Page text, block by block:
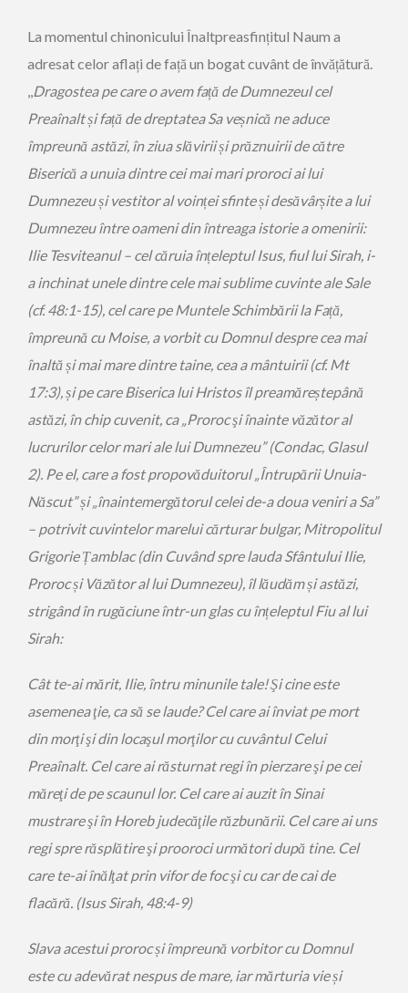
La momentul chinonicului Înaltpreasfințitul Naum a
adresat celor aflați de față un bogat cuvânt de învățătură.
,,Dragostea pe care o avem față de Dumnezeul cel
Preaînalt și față de dreptatea Sa veșnică ne aduce
împreună astăzi, în ziua slăvirii și prăznuirii de către
Biserică a unuia dintre cei mai mari proroci ai lui
Dumnezeu și vestitor al voinței sfinte și desăvârșite a lui
Dumnezeu între oameni din întreaga istorie a omenirii:
Ilie Tesviteanul – cel căruia înțeleptul Isus, fiul lui Sirah, i-
a inchinat unele dintre cele mai sublime cuvinte ale Sale
(cf. 48:1-15), cel care pe Muntele Schimbării la Față,
împreună cu Moise, a vorbit cu Domnul despre cea mai
înaltă și mai mare dintre taine, cea a mântuirii (cf. Mt
17:3), și pe care Biserica lui Hristos îl preamăreștepână
astăzi, în chip cuvenit, ca „Proroc şi înainte văzător al
lucrurilor celor mari ale lui Dumnezeu” (Condac, Glasul
2). Pe el, care a fost propovăduitorul „Întrupării Unuia-
Născut” și „înaintemergătorul celei de-a doua veniri a Sa”
– potrivit cuvintelor marelui cărturar bulgar, Mitropolitul
Grigorie Țamblac (din Cuvând spre lauda Sfântului Ilie,
Proroc și Văzător al lui Dumnezeu), îl lăudăm și astăzi,
strigând în rugăciune într-un glas cu înțeleptul Fiu al lui
Sirah:
Cât te-ai mărit, Ilie, întru minunile tale! Şi cine este
asemenea ţie, ca să se laude? Cel care ai înviat pe mort
din morţi şi din locaşul morţilor cu cuvântul Celui
Preaînalt. Cel care ai răsturnat regi în pierzare şi pe cei
măreţi de pe scaunul lor. Cel care ai auzit în Sinai
mustrare şi în Horeb judecăţile răzbunării. Cel care ai uns
regi spre răsplătire şi prooroci următori după tine. Cel
care te-ai înălţat prin vifor de foc şi cu car de cai de
flacără. (Isus Sirah, 48:4-9)
Slava acestui proroc și împreună vorbitor cu Domnul
este cu adevărat nespus de mare, iar mărturia vie și